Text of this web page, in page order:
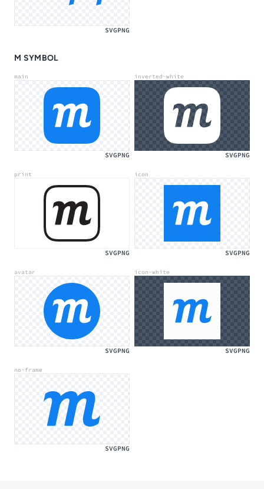
SVGPNG
M SYMBOL
main
SVGPNG
inverted-white
SVGPNG
print
SVGPNG
icon
SVGPNG
avatar
SVGPNG
icon-white
SVGPNG
no-frame
SVGPNG